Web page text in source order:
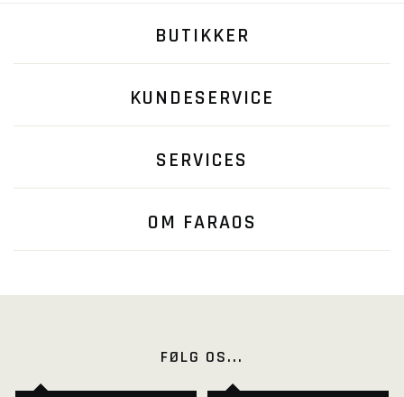
BUTIKKER
KUNDESERVICE
SERVICES
OM FARAOS
FØLG OS...